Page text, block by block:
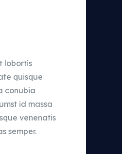
lobortis
quisque
conubia
id massa
venenatis
semper.